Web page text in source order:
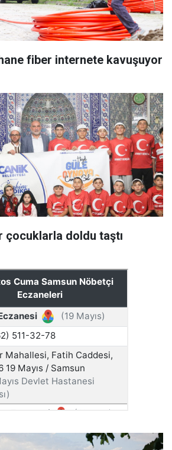
fiber internete kavuşuyor
çocuklarla doldu taştı